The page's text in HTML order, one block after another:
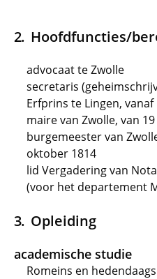
Hoofdfuncties/
advocaat te Zwolle
secretaris
Erfprins te Lingen, vanaf
maire van Zwolle, van
burgemeester van
oktober 1814
lid Vergadering van
(voor het departement
Opleiding
academische studie
Romeins en